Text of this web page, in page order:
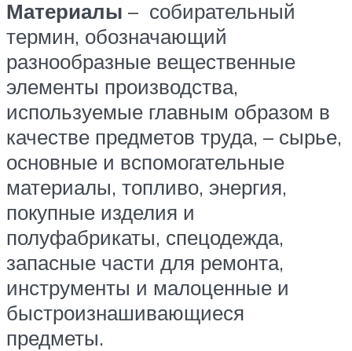
Материалы – собирательный
термин, обозначающий
разнообразные вещественные
элементы производства,
используемые главным образом в
качестве предметов труда, – сырье,
основные и вспомогательные
материалы, топливо, энергия,
покупные изделия и
полуфабрикаты, спецодежда,
запасные части для ремонта,
инструменты и малоценные и
быстроизнашивающиеся
предметы.